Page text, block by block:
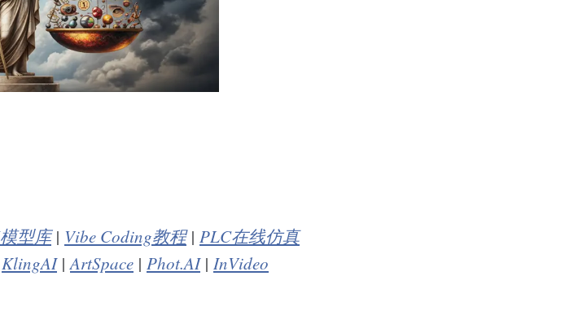
型库| Vibe Coding教程| PLC在线仿真
KlingAI|ArtSpace | Phot.AI| InVideo